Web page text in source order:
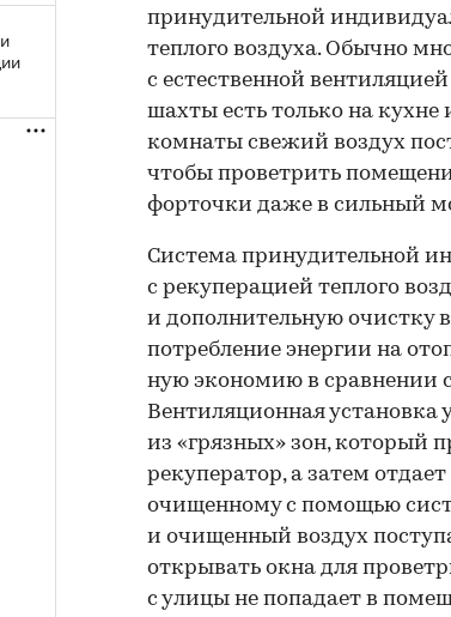
принудительной
теплого воздуха. Обычно
с естественной
шахты есть только на кухне
комнаты свежий воздух
чтобы проветрить
форточки даже в сильный
Система принудительной
с рекуперацией теплого
и дополнительную очистку
потребление энергии на
ную экономию в сравнении
Вентиляционная установка
из «грязных» зон, который
рекуператор, а затем
очищенному с помощью
и очищенный воздух
открывать окна для
с улицы не попадает в